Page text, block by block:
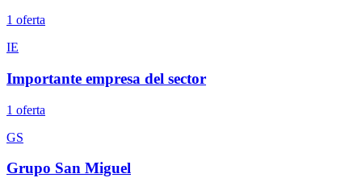
1 oferta
IE
Importante empresa del sector
1 oferta
GS
Grupo San Miguel